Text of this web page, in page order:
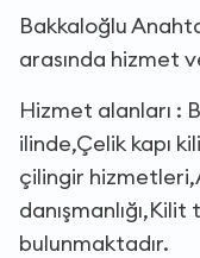
Bakkaloğlu
arasında hizmet
Hizmet alanları :
ilinde,Çelik kapı
çilingir
bulunmaktadır.